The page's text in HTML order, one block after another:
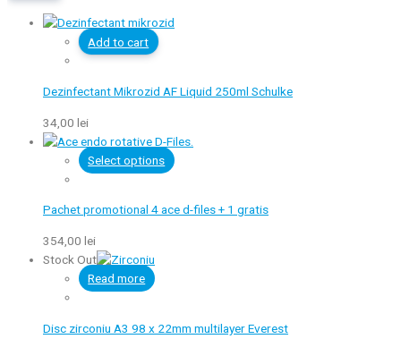
Add to cart
Dezinfectant Mikrozid AF Liquid 250ml Schulke
34,00 lei
Select options
Pachet promotional 4 ace d-files + 1 gratis
354,00 lei
Stock Out
Read more
Disc zirconiu A3 98 x 22mm multilayer Everest